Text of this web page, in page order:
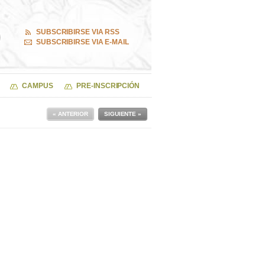
SUBSCRIBIRSE VIA RSS
SUBSCRIBIRSE VIA E-MAIL
CAMPUS PRE-INSCRIPCIÓN
SIGUIENTE »
« ANTERIOR